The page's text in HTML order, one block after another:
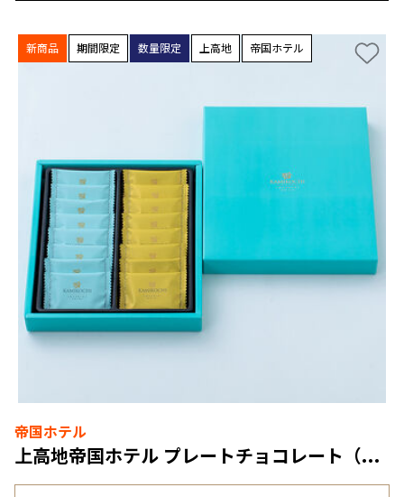
新商品 期間限定 数量限定 上高地 帝国ホテル
帝国ホテル
上高地帝国ホテル プレートチョコレート（アールグレイ&カフェ）（KT-17P）